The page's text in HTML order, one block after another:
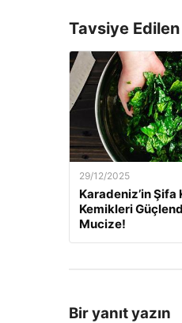
Tavsiye
29/12/2025
Karadeniz’in Şifa
Kemikleri
Mucize!
Bir yanıt yazın